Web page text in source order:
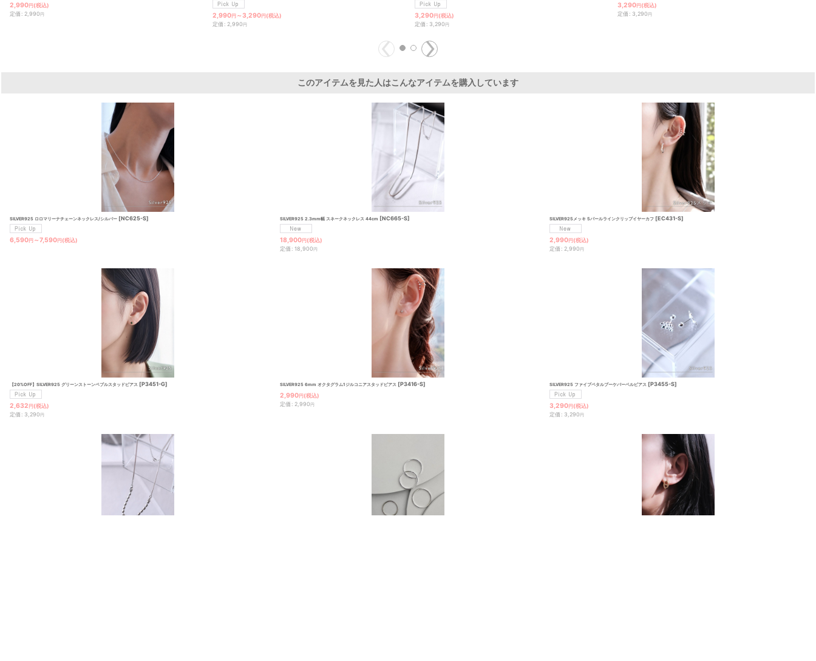
2,990円 (税込)
定価 : 2,990 円 2,990円～3,290円(税込)
定価 : 2,990円
3,290円 (税込)
定価 : 3,290円
3,290円(税込)
定価 : 3,290円
このアイテムを見た人はこんなアイテムを購入しています
SILVER925 ロロマリーナチェーンネックレス/シルバー [NC625-S]
6,590円 ～7,590円 (税込)
SILVER925 2.3mm幅 スネークネックレス 44cm [NC665-S]
18,900円(税込)
定価 : 18,900円
SILVER925メッキ 5パールラインクリップイヤーカフ [EC431-S]
2,990円 (税込)
定価 : 2,990円
【20%OFF】SILVER925 グリーンストーンペブルスタッドピアス [P3451-G]
2,632 円 (税込)
定価 : 3,290 円
SILVER925 6mm オクタグラム1ジルコニアスタッドピアス [P3416-S]
2,990円(税込)
定価 : 2,990 円
SILVER925 ファイブペタルブーケバーベルピアス [P3455-S]
3,290円 (税込)
定価 : 3,290円